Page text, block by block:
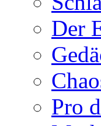
Der
Pro